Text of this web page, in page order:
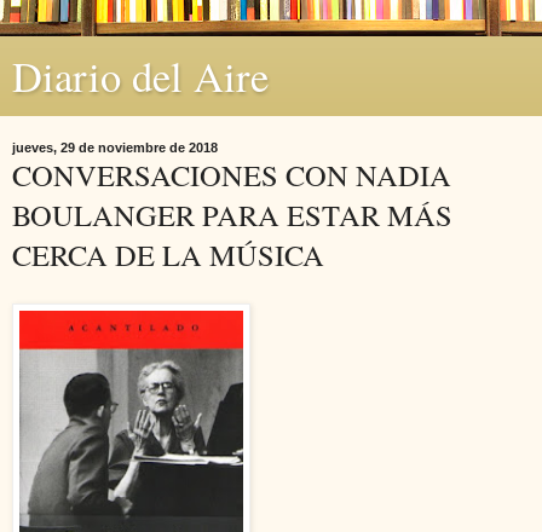
Diario del Aire
jueves, 29 de noviembre de 2018
CONVERSACIONES CON NADIA
BOULANGER PARA ESTAR MÁS
CERCA DE LA MÚSICA